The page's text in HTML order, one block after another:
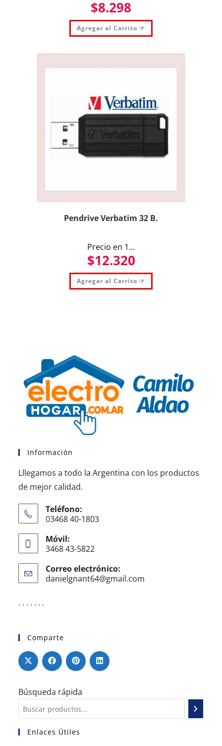
$8.298
Agregar al Carrito ☞
Pendrive Verbatim 32 B.
Precio en 1...
$12.320
Agregar al Carrito ☞
Información
Lllegamos a todo la Argentina con los productos
de mejor calidad.
Teléfono:
03468 40-1803
Móvil:
3468 43-5822
Correo electrónico:
danielgnant64@gmail.com
. . . . . . .
Comparte
Búsqueda rápida
Enlaces Útiles